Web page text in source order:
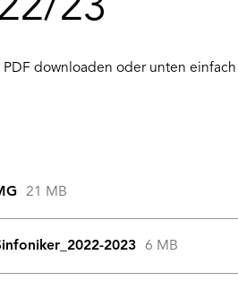
23
downloaden oder unten
21 MB
2023 6 MB